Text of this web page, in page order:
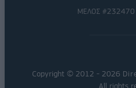
ΜΕΛΟΣ #232470
Copyright © 2012 - 2026
All rights